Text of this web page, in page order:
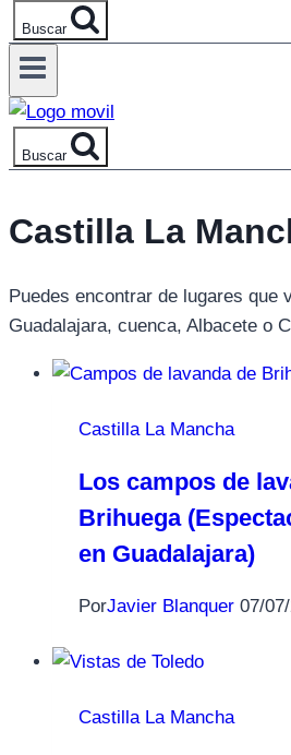
Buscar
Buscar
Castilla La
Puedes encontrar de lugares que
Guadalajara, cuenca, Albacete o
Castilla La Mancha
Los campos de
Brihuega
en Guadalajara)
PorJavier Blanquer 07/
Castilla La Mancha